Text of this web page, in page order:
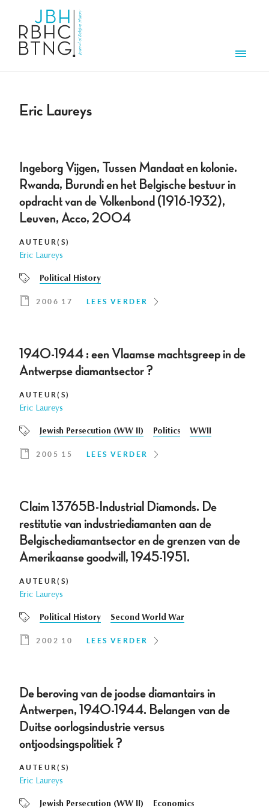
Eric Laureys
Ingeborg Vijgen, Tussen Mandaat en kolonie.
Rwanda, Burundi en het Belgische bestuur in
opdracht van de Volkenbond (1916-1932),
Leuven, Acco, 2004
AUTEUR(S)
Eric Laureys
Political History
2006 17 LEES VERDER
1940-1944 : een Vlaamse machtsgreep in de
Antwerpse diamantsector ?
AUTEUR(S)
Eric Laureys
Jewish Persecution (WW II) Politics WWII
2005 15 LEES VERDER
Claim 13765B-Industrial Diamonds. De
restitutie van industriediamanten aan de
Belgischediamantsector en de grenzen van de
Amerikaanse goodwill, 1945-1951.
AUTEUR(S)
Eric Laureys
Political History Second World War
2002 10 LEES VERDER
De beroving van de joodse diamantairs in
Antwerpen, 1940-1944. Belangen van de
Duitse oorlogsindustrie versus
ontjoodsingspolitiek ?
AUTEUR(S)
Eric Laureys
Jewish Persecution (WW II) Economics